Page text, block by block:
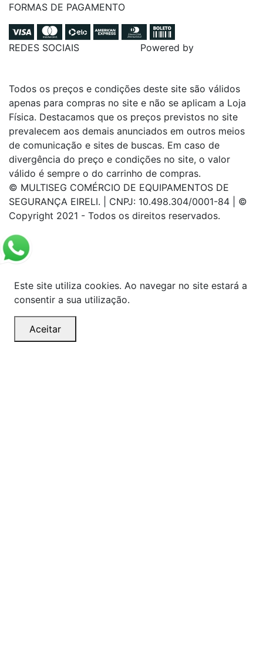
FORMAS DE PAGAMENTO
REDES SOCIAIS Powered by
Todos os preços e condições deste site são válidos
apenas para compras no site e não se aplicam a Loja
Física. Destacamos que os preços previstos no site
prevalecem aos demais anunciados em outros meios
de comunicação e sites de buscas. Em caso de
divergência do preço e condições no site, o valor
válido é sempre o do carrinho de compras.
© MULTISEG COMÉRCIO DE EQUIPAMENTOS DE
SEGURANÇA EIRELI. | CNPJ: 10.498.304/0001-84 | ©
Copyright 2021 - Todos os direitos reservados.
Este site utiliza cookies. Ao navegar no site estará a
consentir a sua utilização.
Aceitar